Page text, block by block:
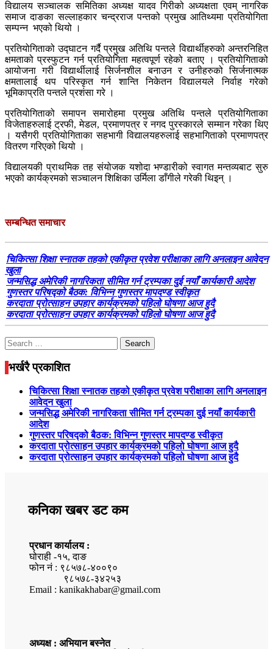
विद्यालय सञ्चालक समितिका अध्यक्ष यादव गिरीको अध्यक्षता एवम् नागरिक
समाज दाङका सल्लाहकार चन्द्रराज पन्तको प्रमुख आतिथ्यमा प्रतियोगिता
सम्पन्न भएको थियो ।
प्रतियोगिताको उद्घाटन गर्दै प्रमुख अतिथि पन्तले विद्यार्थीहरुको अन्तरनिहित
क्षमताको प्रस्फुटन गर्न प्रतियोगिता महत्वपूर्ण रहेको बताए । प्रतियोगिताको
आयोजना गरी विद्यार्थीलाई सिर्जनशील बनाउन र उनीहरुको सिर्जनात्मक
क्षमतालाई थप परिस्कृत गर्न शान्ति निकेतन विद्यालयले निर्वाह गरेको
भूमिकाप्रति पन्तले प्रशंसा गरे ।
प्रतियोगिताको समापन समारोहमा प्रमुख अतिथि पन्तले प्रतियोगिताका
विजेताहरुलाई ट्रफी, मेडल, प्रमाणपत्र र नगद पुरस्कारले सम्मान गरेका थिए
। यसैगरी प्रतियोगिताका सहभागी विद्यालयहरुलाई सहभागिताको प्रमाणपत्र
वितरण गरिएको थियो ।
विद्यालयकी प्राथमिक तह संयोजक यशोदा भण्डारीको स्वागत मन्तव्यबाट सुरु
भएको कार्यक्रमको सञ्चालन शिक्षिका उर्मिला डाँगीले गरेकी थिइन् ।
सम्बन्धित समाचार
चिकित्सा शिक्षा स्नातक तहको एकीकृत प्रवेश परीक्षाका लागि अनलाइन आवेदन
खुला
जन्मसिद्ध अमेरिकी नागरिकता सीमित गर्न ट्रम्पका दुई नयाँ कार्यकारी आदेश
गुणस्तर परिषद्को बैठक: विभिन्न गुणस्तर मापदण्ड स्वीकृत
करदाता प्रोत्साहन उपहार कार्यक्रमको पहिलो घोषणा आज हुदै
करदाता प्रोत्साहन उपहार कार्यक्रमको पहिलो घोषणा आज हुदै
Search
for:
भर्खरै प्रकाशित
चिकित्सा शिक्षा स्नातक तहको एकीकृत प्रवेश परीक्षाका लागि अनलाइन
आवेदन खुला
जन्मसिद्ध अमेरिकी नागरिकता सीमित गर्न ट्रम्पका दुई नयाँ कार्यकारी
आदेश
गुणस्तर परिषद्को बैठक: विभिन्न गुणस्तर मापदण्ड स्वीकृत
करदाता प्रोत्साहन उपहार कार्यक्रमको पहिलो घोषणा आज हुदै
करदाता प्रोत्साहन उपहार कार्यक्रमको पहिलो घोषणा आज हुदै
कनिका खबर डट कम
प्रधान कार्यालय :
घोराही -१५, दाङ
फोन नं : ९८५७८-४००९०
९८५७८-३४२५३
Email : kanikakhabar@gmail.com
अध्यक्ष : अभियान बस्नेत